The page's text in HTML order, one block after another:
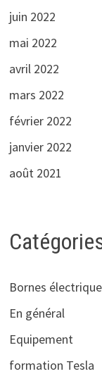
juin 2022
mai 2022
avril 2022
mars 2022
février 2022
janvier 2022
août 2021
Bornes
En général
Equipement
formation Tesla